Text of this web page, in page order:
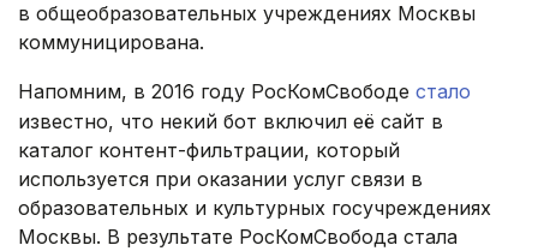
в общеобразовательных учреждениях Москвы
коммуницирована.
Напомним, в 2016 году РосКомСвободе стало
известно, что некий бот включил её сайт в
каталог контент-фильтрации, который
используется при оказании услуг связи в
образовательных и культурных госучреждениях
Москвы. В результате РосКомСвобода стала